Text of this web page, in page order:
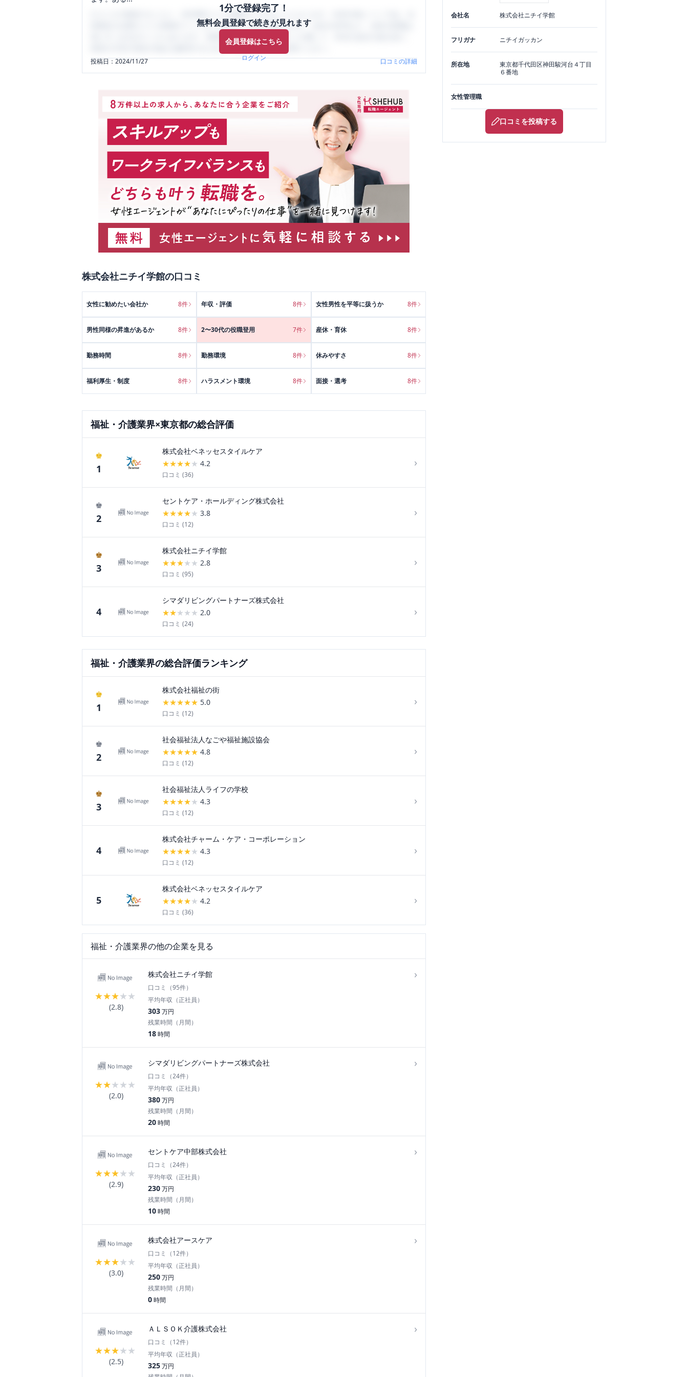
1分で登録完了！
無料会員登録で続きが見れます
会員登録はこちら
ログイン
口コミを1投稿するごとに、30日間口コミの閲覧ができるようになります。SHEHUB(シーハブ)は、女
性限定の企業口コミの投稿サイトです。給与面・女性の働きやすさ・会社の評判など、女性の転職は
気にすべき点がたくさんあります。先輩社員（元社員）の口コミを通して、本当の会社の姿を知り、
将来の不安や現在の悩みを解消するために、ぜひサイトをご活用ください。
投稿日：2024/11/27 口コミの詳細
株式会社ニチイ学館の口コミ
女性に勧めたい会社か 8件 年収・評価 8件 女性男性を平等に扱うか 8件
男性同様の昇進があるか 8件 2〜30代の役職登用 7件 産休・育休 8件
勤務時間 8件 勤務環境 8件 休みやすさ 8件
福利厚生・制度 8件 ハラスメント環境 8件 面接・選考 8件
福祉・介護業界×東京都の総合評価
♚
1
株式会社ベネッセスタイルケア
★★★★★ 4.2
口コミ (36)
›
♚
2
セントケア・ホールディング株式会社
★★★★★ 3.8
口コミ (12)
›
♚
3
株式会社ニチイ学館
★★★★ ★ 2.8
口コミ (95)
›
4
シマダリビングパートナーズ株式会社
★★★ ★ ★ 2.0
口コミ (24)
›
福祉・介護業界の総合評価ランキング
♚
1
株式会社福祉の街
★★★★★ 5.0
口コミ (12)
›
♚
2
社会福祉法人なごや福祉施設協会
★★★★★ 4.8
口コミ (12)
›
♚
3
社会福祉法人ライフの学校
★★★★★ 4.3
口コミ (12)
›
4
株式会社チャーム・ケア・コーポレーション
★★★★★ 4.3
口コミ (12)
›
5
株式会社ベネッセスタイルケア
★★★★★ 4.2
口コミ (36)
›
福祉・介護業界の他の企業を見る
★★★★★
(2.8)
株式会社ニチイ学館 ›
口コミ（95件）
平均年収（正社員）
303万円
残業時間（月間）
18時間
★★★★★
(2.0)
シマダリビングパートナーズ株式会社 ›
口コミ（24件）
平均年収（正社員）
380万円
残業時間（月間）
20時間
★★★★★
(2.9)
セントケア中部株式会社 ›
口コミ（24件）
平均年収（正社員）
230万円
残業時間（月間）
10時間
★★★★★
(3.0)
株式会社アースケア ›
口コミ（12件）
平均年収（正社員）
250万円
残業時間（月間）
0時間
★★★★★
(2.5)
ＡＬＳＯＫ介護株式会社 ›
口コミ（12件）
平均年収（正社員）
325万円
会社名 株式会社ニチイ学館
フリガナ ニチイガッカン
所在地 東京都千代田区神田駿河台４丁目
６番地
女性管理職
口コミを投稿する